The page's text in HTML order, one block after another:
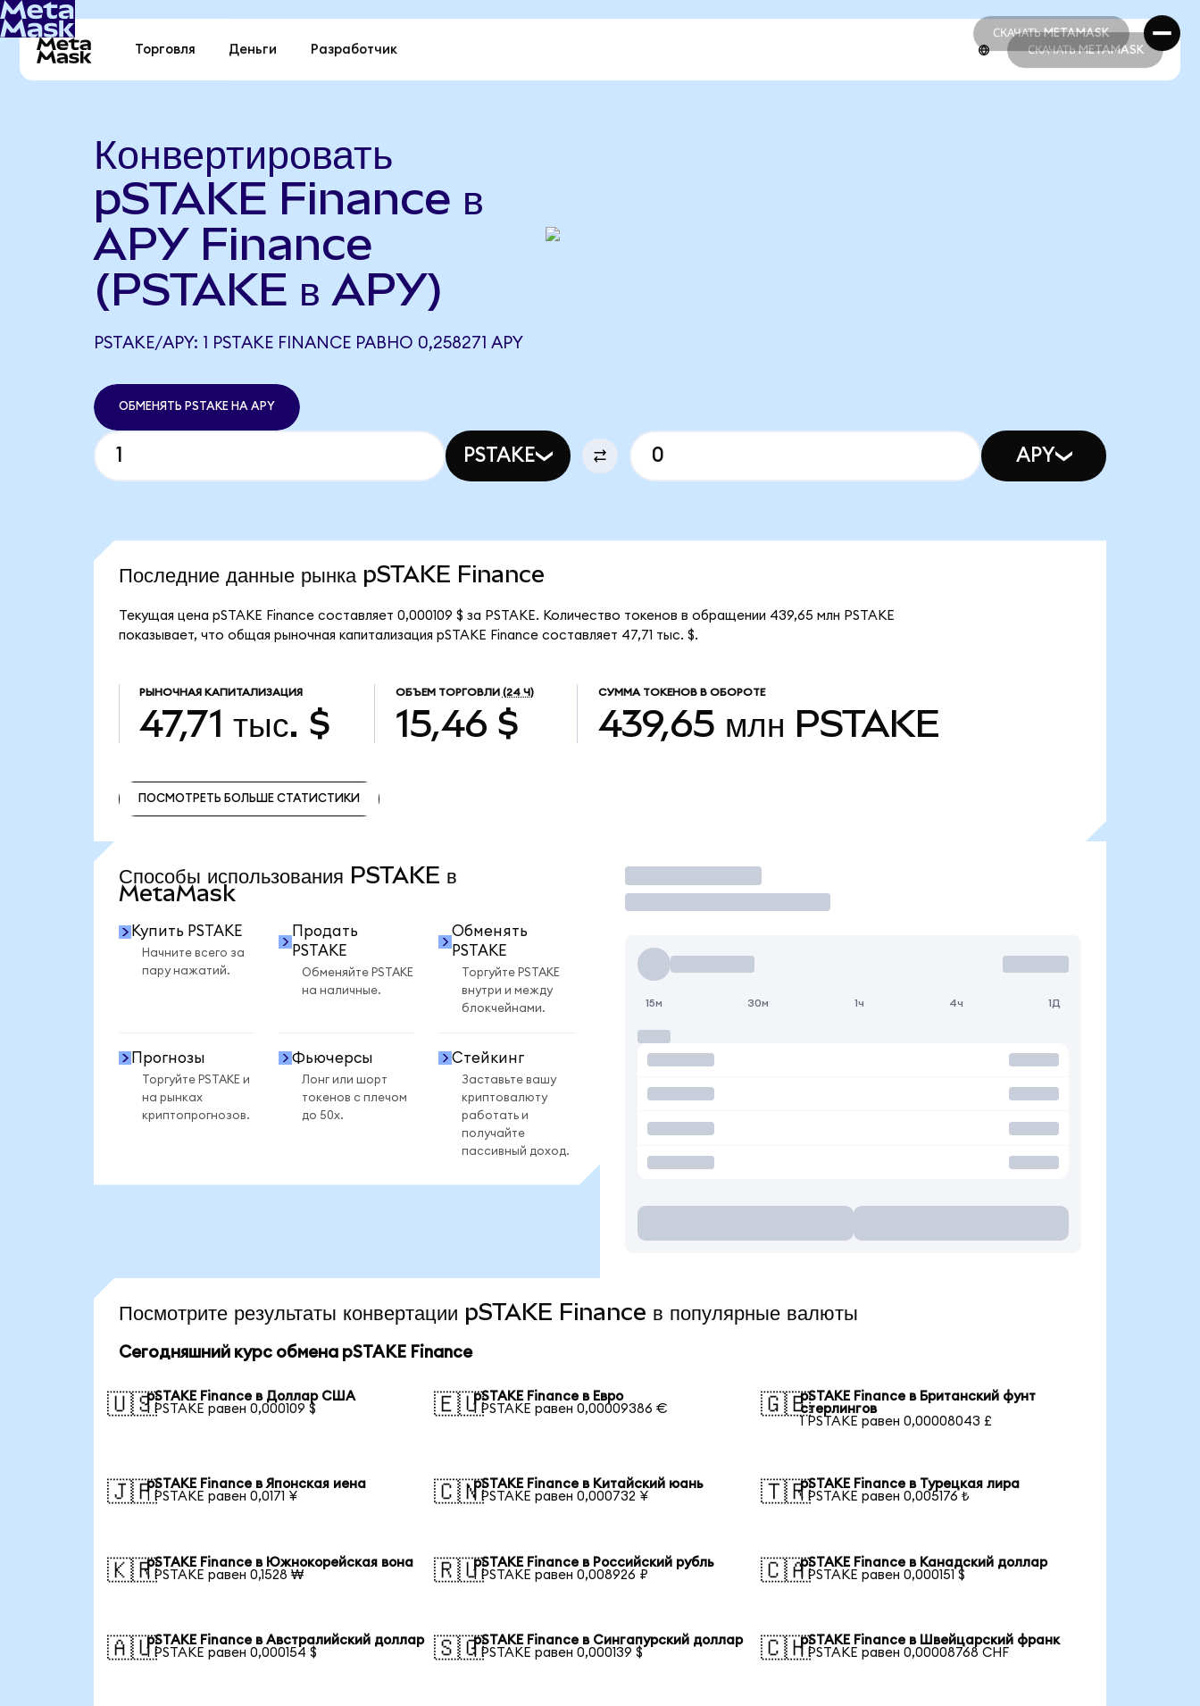
СКАЧАТЬ METAMASK
СКАЧАТЬ METAMASK
Торговля Деньги Разработчик СКАЧАТЬ METAMASK
Конвертировать
pSTAKE Finance в
APY Finance
(PSTAKE в APY)
PSTAKE/APY: 1 PSTAKE FINANCE РАВНО 0,258271 APY
ОБМЕНЯТЬ PSTAKE НА APY
PSTAKE APY
Последние данные рынка pSTAKE Finance
Текущая цена pSTAKE Finance составляет 0,000109 $ за PSTAKE. Количество токенов в обращении 439,65 млн PSTAKE
показывает, что общая рыночная капитализация pSTAKE Finance составляет 47,71 тыс. $.
РЫНОЧНАЯ КАПИТАЛИЗАЦИЯ
47,71 тыс. $
ОБЪЕМ ТОРГОВЛИ (24 Ч)
15,46 $
СУММА ТОКЕНОВ В ОБОРОТЕ
439,65 млн PSTAKE
ПОСМОТРЕТЬ БОЛЬШЕ СТАТИСТИКИ
Способы использования PSTAKE в
MetaMask
Купить PSTAKE
Начните всего за
пару нажатий.
Продать
PSTAKE
Обменяйте PSTAKE
на наличные.
Обменять
PSTAKE
Торгуйте PSTAKE
внутри и между
блокчейнами.
Прогнозы
Торгуйте PSTAKE и
на рынках
криптопрогнозов.
Фьючерсы
Лонг или шорт
токенов с плечом
до 50x.
Стейкинг
Заставьте вашу
криптовалюту
работать и
получайте
пассивный доход.
Торговать
15м 30м 1ч 4ч 1Д
Посмотрите результаты конвертации pSTAKE Finance в популярные валюты
Сегодняшний курс обмена pSTAKE Finance
🇺🇸pSTAKE Finance в Доллар США
1 PSTAKE равен 0,000109 $
🇪🇺pSTAKE Finance в Евро
1 PSTAKE равен 0,00009386 €
🇬🇧pSTAKE Finance в Британский фунт
стерлингов
1 PSTAKE равен 0,00008043 £
🇯🇵pSTAKE Finance в Японская иена
1 PSTAKE равен 0,0171 ¥
🇨🇳pSTAKE Finance в Китайский юань
1 PSTAKE равен 0,000732 ¥
🇹🇷pSTAKE Finance в Турецкая лира
1 PSTAKE равен 0,005176 ₺
🇰🇷pSTAKE Finance в Южнокорейская вона
1 PSTAKE равен 0,1528 ₩
🇷🇺pSTAKE Finance в Российский рубль
1 PSTAKE равен 0,008926 ₽
🇨🇦pSTAKE Finance в Канадский доллар
1 PSTAKE равен 0,000151 $
🇦🇺pSTAKE Finance в Австралийский доллар
1 PSTAKE равен 0,000154 $
🇸🇬pSTAKE Finance в Сингапурский доллар
1 PSTAKE равен 0,000139 $
🇨🇭pSTAKE Finance в Швейцарский франк
1 PSTAKE равен 0,00008768 CHF